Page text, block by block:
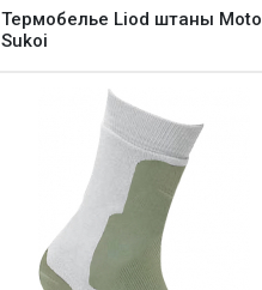
Термобелье Liod штаны Moto
Sukoi